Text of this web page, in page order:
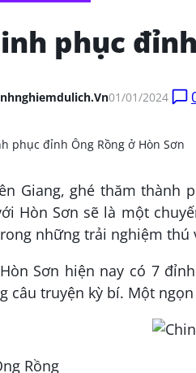
phục
01/01/2024
Giang, ghé thăm thành
Hòn Sơn sẽ là một
những trải nghiệm thú
Sơn hiện nay có 7
câu truyện kỳ bí. Một
Rồng